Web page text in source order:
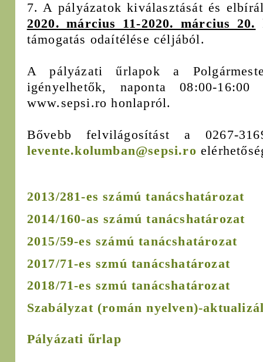
7. A pályázatok kiválasztását és
2020. március 11-2020. március 20.
támogatás odaítélése céljából.
A pályázati űrlapok a
igényelhetők, naponta 08:00-
www.sepsi.ro honlapról.
Bővebb felvilágosítást a 0267-
levente.kolumban@sepsi.ro
2013/281-es számú tanácshatározat
2014/160-as számú tanácshatározat
2015/59-es számú tanácshatározat
2017/71-es szmú tanácshatározat
2018/71-es szmú tanácshatározat
Szabályzat(román nyelven)-
Pályázati űrlap